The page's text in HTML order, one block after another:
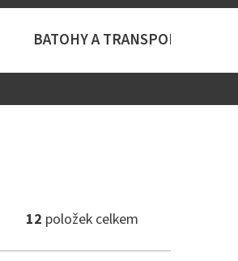
BATOHY A TRANSPORT
12 položek celkem